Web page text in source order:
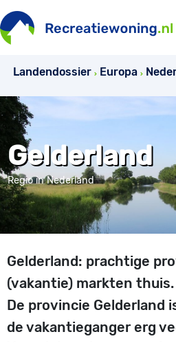
Landendossier Europa
Gelderland
Regio in Nederland
Gelderland: prachtige
(vakantie) markten thuis.
De provincie Gelderland
de vakantieganger erg